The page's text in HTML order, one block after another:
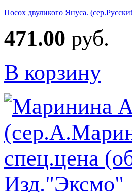
Посох двуликого Януса.
471.00 руб.
В корзину